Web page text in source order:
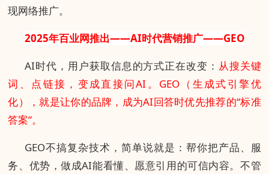
现网络推广。
2025年百业网推出——AI时代营销推广——GEO
AI时代，用户获取信息的方式正在改变： 从搜关键
词、点链接，变成直接问AI。GEO（生成式引擎优
化），就是让你的品牌，成为AI回答时优先推荐的“标准
答案”。
GEO不搞复杂技术，简单说就是：帮你把产品、服
务、优势，做成AI能看懂、愿意引用的可信内容。不管